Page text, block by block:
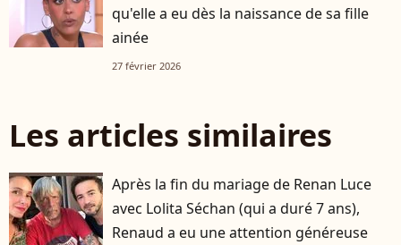
qu'elle a eu dès la naissance de sa fille
ainée
27 février 2026
Les articles similaires
Après la fin du mariage de Renan Luce
avec Lolita Séchan (qui a duré 7 ans),
Renaud a eu une attention généreuse